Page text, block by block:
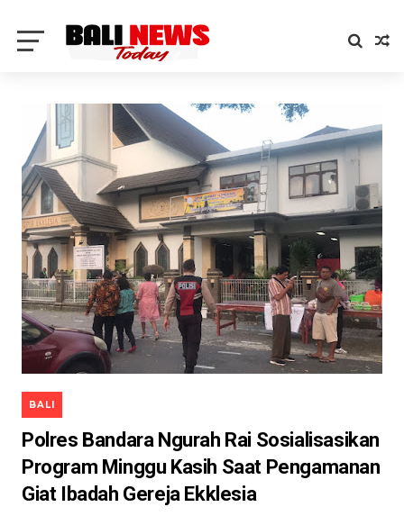
BALI
Polres Bandara Ngurah Rai Sosialisasikan
Program Minggu Kasih Saat Pengamanan
Giat Ibadah Gereja Ekklesia